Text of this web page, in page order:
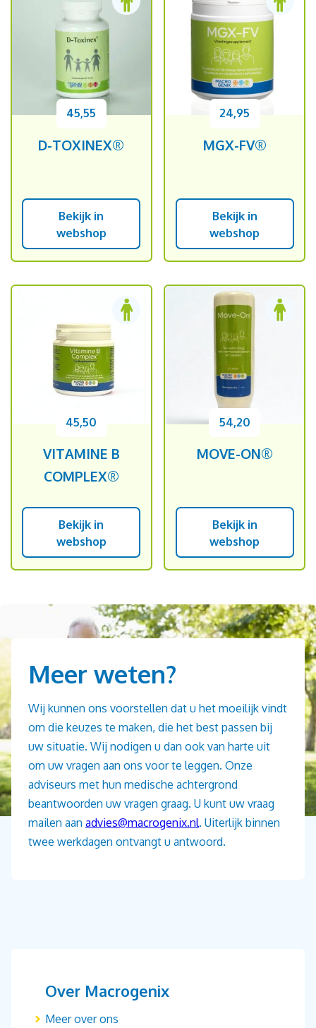
D-TOXINEX®
45,55
Bekijk in
webshop
MGX-FV®
24,95
Bekijk in
webshop
VITAMINE B
COMPLEX®
45,50
Bekijk in
webshop
MOVE-ON®
54,20
Bekijk in
webshop
Meer weten?
Wij kunnen ons voorstellen dat u het moeilijk vindt
om die keuzes te maken, die het best passen bij
uw situatie. Wij nodigen u dan ook van harte uit
om uw vragen aan ons voor te leggen. Onze
adviseurs met hun medische achtergrond
beantwoorden uw vragen graag. U kunt uw vraag
mailen aan advies@macrogenix.nl. Uiterlijk binnen
twee werkdagen ontvangt u antwoord.
Over Macrogenix
Meer over ons